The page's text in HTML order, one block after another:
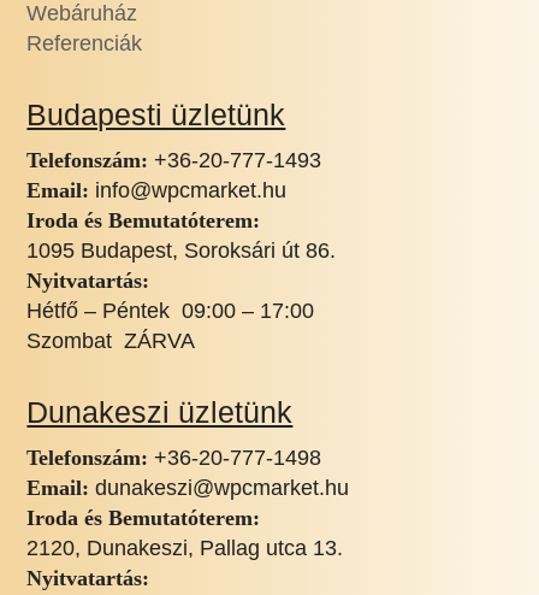
Webáruház
Referenciák
Budapesti üzletünk
Telefonszám: +36-20-777-1493
Email: info@wpcmarket.hu
Iroda és Bemutatóterem:
1095 Budapest, Soroksári út 86.
Nyitvatartás:
Hétfő – Péntek 09:00 – 17:00
Szombat ZÁRVA
Dunakeszi üzletünk
Telefonszám: +36-20-777-1498
Email: dunakeszi@wpcmarket.hu
Iroda és Bemutatóterem:
2120, Dunakeszi, Pallag utca 13.
Nyitvatartás: